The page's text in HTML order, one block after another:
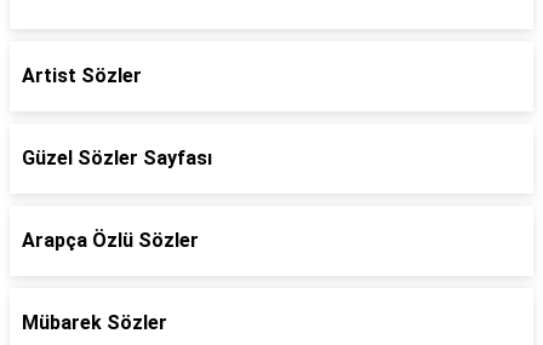
Artist Sözler
Güzel Sözler Sayfası
Arapça Özlü Sözler
Mübarek Sözler